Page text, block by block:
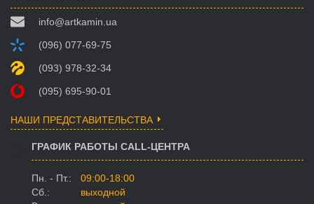
info@artkamin.ua
(096) 077-69-75
(093) 978-32-34
(095) 695-90-01
НАШИ ПРЕДСТАВИТЕЛЬСТВА
ГРАФИК РАБОТЫ CALL-ЦЕНТРА
Пн. - Пт.:
09:00-18:00
Сб.:
выходной